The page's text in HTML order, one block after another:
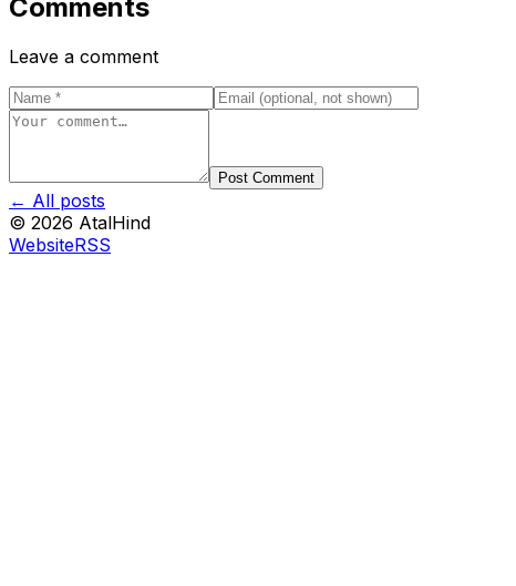
Comments
Leave a comment
Post Comment
← All posts
© 2026 AtalHind
WebsiteRSS